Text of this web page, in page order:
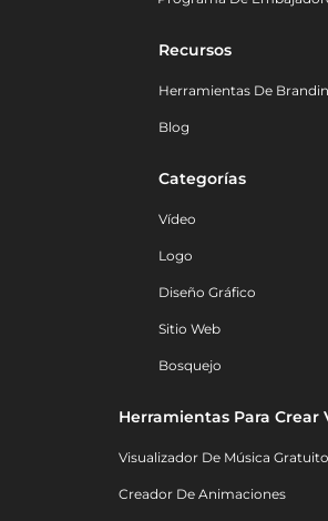
Recursos
Herramientas De
Blog
Categorías
Vídeo
Logo
Diseño Gráfico
Sitio Web
Bosquejo
Herramientas Para Crear
Visualizador De Música Gratuito
Creador De Animaciones